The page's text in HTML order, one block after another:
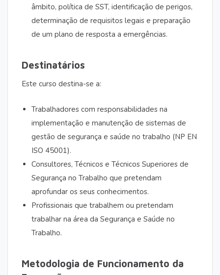
âmbito, política de SST, identificação de perigos,
determinação de requisitos legais e preparação
de um plano de resposta a emergências.
Destinatários
Este curso destina-se a:
Trabalhadores com responsabilidades na
implementação e manutenção de sistemas de
gestão de segurança e saúde no trabalho (NP EN
ISO 45001).
Consultores, Técnicos e Técnicos Superiores de
Segurança no Trabalho que pretendam
aprofundar os seus conhecimentos.
Profissionais que trabalhem ou pretendam
trabalhar na área da Segurança e Saúde no
Trabalho.
Metodologia de Funcionamento da